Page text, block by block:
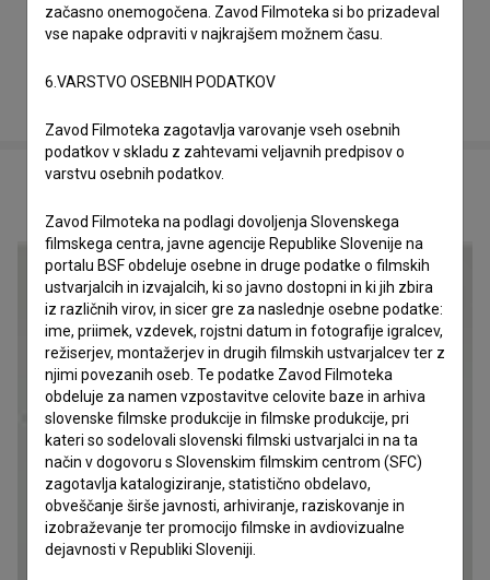
začasno onemogočena. Zavod Filmoteka si bo prizadeval
vse napake odpraviti v najkrajšem možnem času.
6.VARSTVO OSEBNIH PODATKOV
Zavod Filmoteka zagotavlja varovanje vseh osebnih
podatkov v skladu z zahtevami veljavnih predpisov o
varstvu osebnih podatkov.
Zavod Filmoteka na podlagi dovoljenja Slovenskega
filmskega centra, javne agencije Republike Slovenije na
portalu BSF obdeluje osebne in druge podatke o filmskih
ustvarjalcih in izvajalcih, ki so javno dostopni in ki jih zbira
iz različnih virov, in sicer gre za naslednje osebne podatke:
ime, priimek, vzdevek, rojstni datum in fotografije igralcev,
režiserjev, montažerjev in drugih filmskih ustvarjalcev ter z
njimi povezanih oseb. Te podatke Zavod Filmoteka
obdeluje za namen vzpostavitve celovite baze in arhiva
slovenske filmske produkcije in filmske produkcije, pri
kateri so sodelovali slovenski filmski ustvarjalci in na ta
način v dogovoru s Slovenskim filmskim centrom (SFC)
zagotavlja katalogiziranje, statistično obdelavo,
obveščanje širše javnosti, arhiviranje, raziskovanje in
izobraževanje ter promocijo filmske in avdiovizualne
dejavnosti v Republiki Sloveniji.